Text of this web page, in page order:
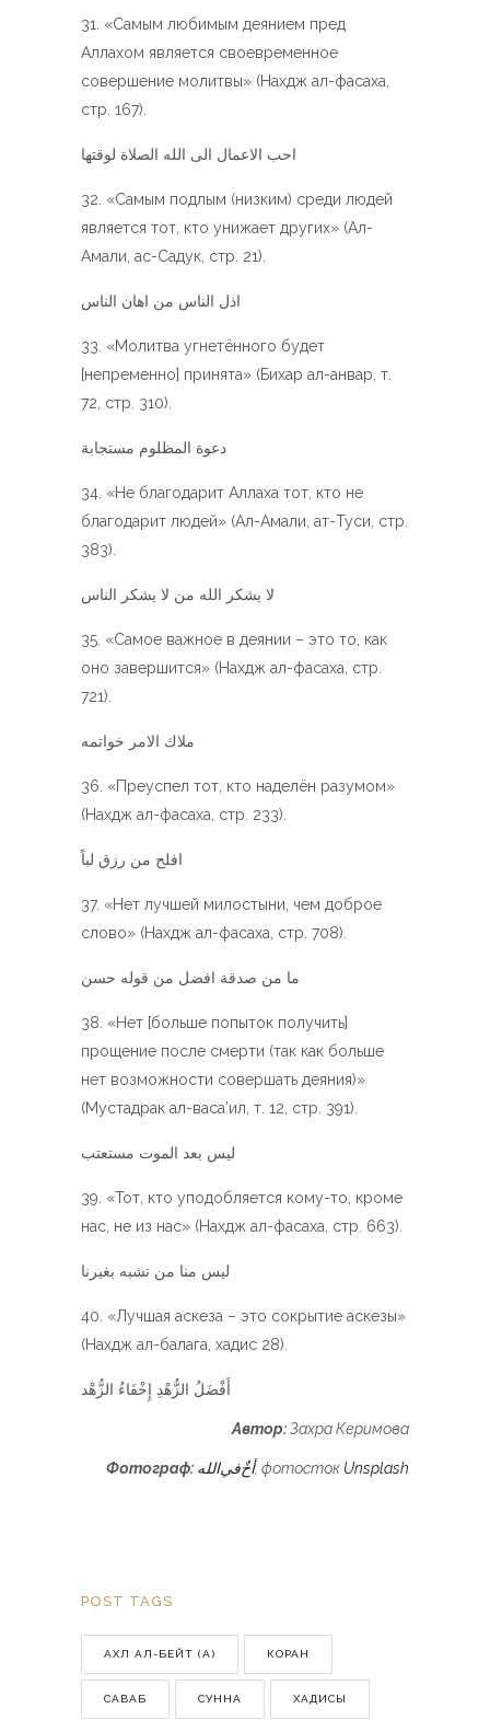
«Самым любимым деянием пред
Аллахом является своевременное
совершение молитвы» (Нахдж ал-фасаха,
стр. 167).
احب الاعمال الى الله الصلاة لوقتها
«Самым подлым (низким) среди людей
является тот, кто унижает других» (Ал-
Амали, ас-Садук, стр. 21).
اذل الناس من اهان الناس
«Молитва угнетённого будет
[непременно] принята» (Бихар ал-анвар, т.
72, стр. 310).
دعوة المظلوم مستجابة
«Не благодарит Аллаха тот, кто не
благодарит людей» (Ал-Амали, ат-Туси, стр.
383).
لا يشكر الله من لا يشكر الناس
«Самое важное в деянии – это то, как
оно завершится» (Нахдж ал-фасаха, стр.
721).
ملاك الامر خواتمه
«Преуспел тот, кто наделён разумом»
(Нахдж ал-фасаха, стр. 233).
افلح من رزق لباً
«Нет лучшей милостыни, чем доброе
слово» (Нахдж ал-фасаха, стр. 708).
ما من صدقة افضل من قوله حسن
«Нет [больше попыток получить]
прощение после смерти (так как больше
нет возможности совершать деяния)»
(Мустадрак ал-васа’ил, т. 12, стр. 391).
ليس بعد الموت مستعتب
«Тот, кто уподобляется кому-то, кроме
нас, не из нас» (Нахдж ал-фасаха, стр. 663).
ليس منا من تشبه بغيرنا
«Лучшая аскеза – это сокрытие аскезы»
(Нахдж ал-балага, хадис 28).
أَفْضَلُ الزُّهْدِ إِخْفَاءُ الزُّهْد
Автор:Захра Керимова
Фотограф: أخٌ‌في‌الله, фотосток Unsplash
POST TAGS
АХЛ АЛ-БЕЙТ (А) КОРАН
САВАБ СУННА ХАДИСЫ